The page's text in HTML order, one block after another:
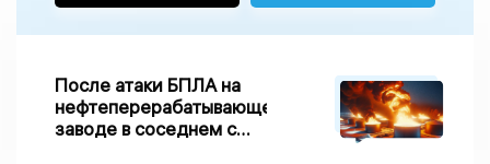
После атаки БПЛА на
нефтеперерабатывающем
заводе в соседнем с